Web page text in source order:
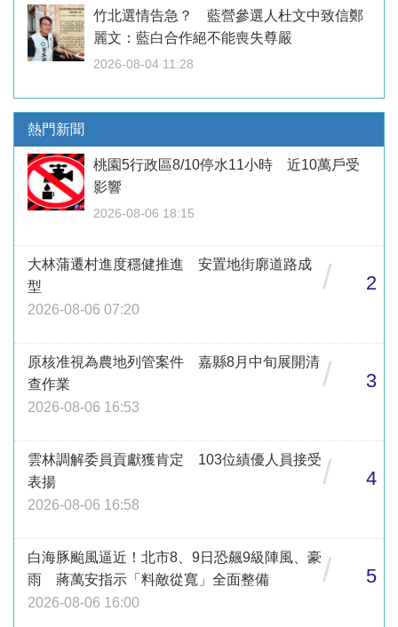
竹北選情告急？ 藍營參選人杜文中致信鄭
麗文：藍白合作絕不能喪失尊嚴
2026-08-04 11:28
熱門新聞
桃園5行政區8/10停水11小時 近10萬戶受
影響
2026-08-06 18:15
大林蒲遷村進度穩健推進 安置地街廓道路成
型
2026-08-06 07:20
/ 2
原核准視為農地列管案件 嘉縣8月中旬展開清
查作業
2026-08-06 16:53
/ 3
雲林調解委員貢獻獲肯定 103位績優人員接受
表揚
2026-08-06 16:58
/ 4
白海豚颱風逼近！北市8、9日恐飆9級陣風、豪
雨 蔣萬安指示「料敵從寬」全面整備
2026-08-06 16:00
/ 5